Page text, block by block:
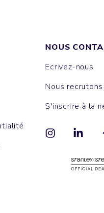
NOUS
Ecrivez-nous
Nous recrutons
S'inscrire à la